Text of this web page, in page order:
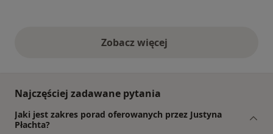
Zobacz więcejopinie powyżej
Najczęściej zadawane pytania
Jaki jest zakres porad oferowanych przez Justyna
Płachta?